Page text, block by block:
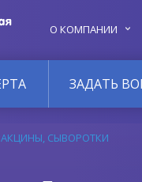
О КОМПАНИИ
ЗАДАТЬ
СЫВОРОТКИ